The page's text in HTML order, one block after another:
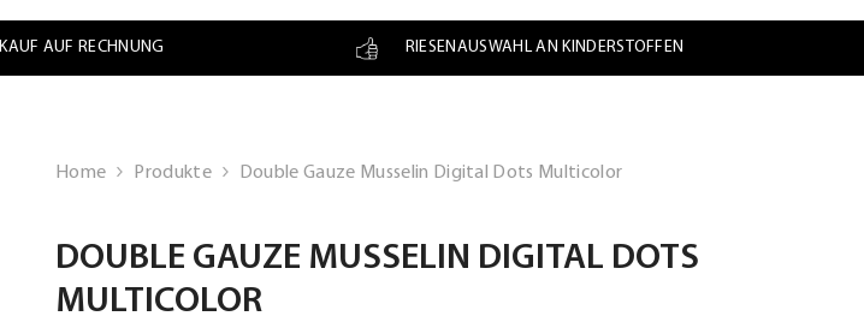
KAUF AUF RECHNUNG RIESENAUSWAHL AN KINDERSTOFFEN
Home Produkte Double Gauze Musselin Digital Dots Multicolor
DOUBLE GAUZE MUSSELIN DIGITAL DOTS
MULTICOLOR